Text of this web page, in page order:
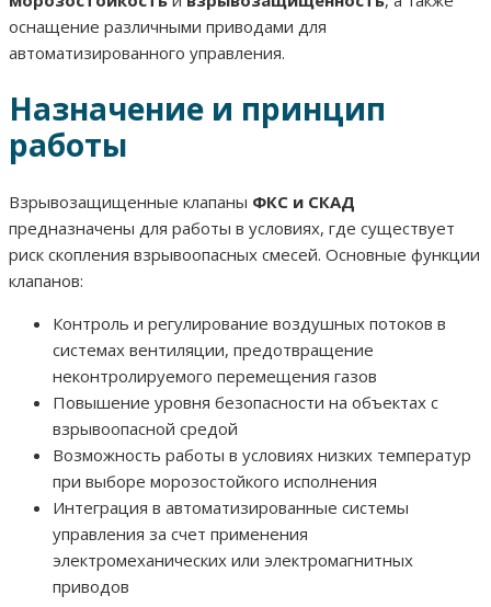
оснащение различными приводами для
автоматизированного управления.
Назначение и принцип
работы
Взрывозащищенные клапаны ФКС и СКАД
предназначены для работы в условиях, где существует
риск скопления взрывоопасных смесей. Основные функции
клапанов:
Контроль и регулирование воздушных потоков в
системах вентиляции, предотвращение
неконтролируемого перемещения газов
Повышение уровня безопасности на объектах с
взрывоопасной средой
Возможность работы в условиях низких температур
при выборе морозостойкого исполнения
Интеграция в автоматизированные системы
управления за счет применения
электромеханических или электромагнитных
приводов